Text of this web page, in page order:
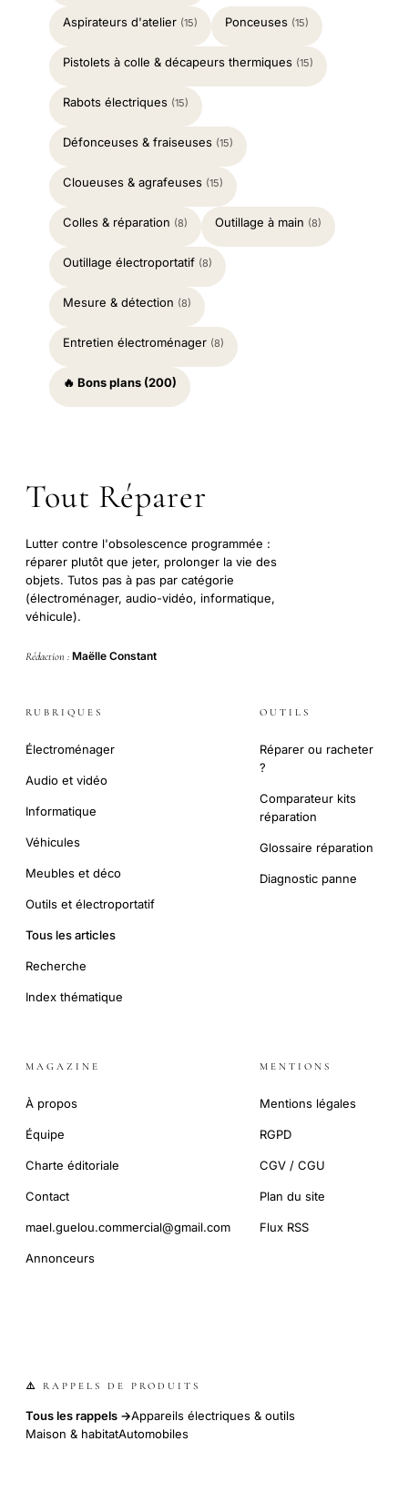
Aspirateurs d'atelier (15) Ponceuses (15)
Pistolets à colle & décapeurs thermiques (15)
Rabots électriques (15)
Défonceuses & fraiseuses (15)
Cloueuses & agrafeuses (15)
Colles & réparation (8) Outillage à main (8)
Outillage électroportatif (8)
Mesure & détection (8)
Entretien électroménager (8)
🔥 Bons plans (200)
Tout Réparer
Lutter contre l'obsolescence programmée :
réparer plutôt que jeter, prolonger la vie des
objets. Tutos pas à pas par catégorie
(électroménager, audio-vidéo, informatique,
véhicule).
Rédaction : Maëlle Constant
RUBRIQUES
Électroménager
Audio et vidéo
Informatique
Véhicules
Meubles et déco
Outils et électroportatif
Tous les articles
Recherche
Index thématique
OUTILS
Réparer ou racheter
?
Comparateur kits
réparation
Glossaire réparation
Diagnostic panne
MAGAZINE
À propos
Équipe
Charte éditoriale
Contact
mael.guelou.commercial@gmail.com
Annonceurs
MENTIONS
Mentions légales
RGPD
CGV / CGU
Plan du site
Flux RSS
⚠️ RAPPELS DE PRODUITS
Tous les rappels →Appareils électriques & outils
Maison & habitatAutomobiles